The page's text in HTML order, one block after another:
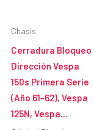
Chasis
Cerradura Bloqueo
Dirección Vespa
150s Primera Serie
(año 61-62), Vespa
125N, Vespa...